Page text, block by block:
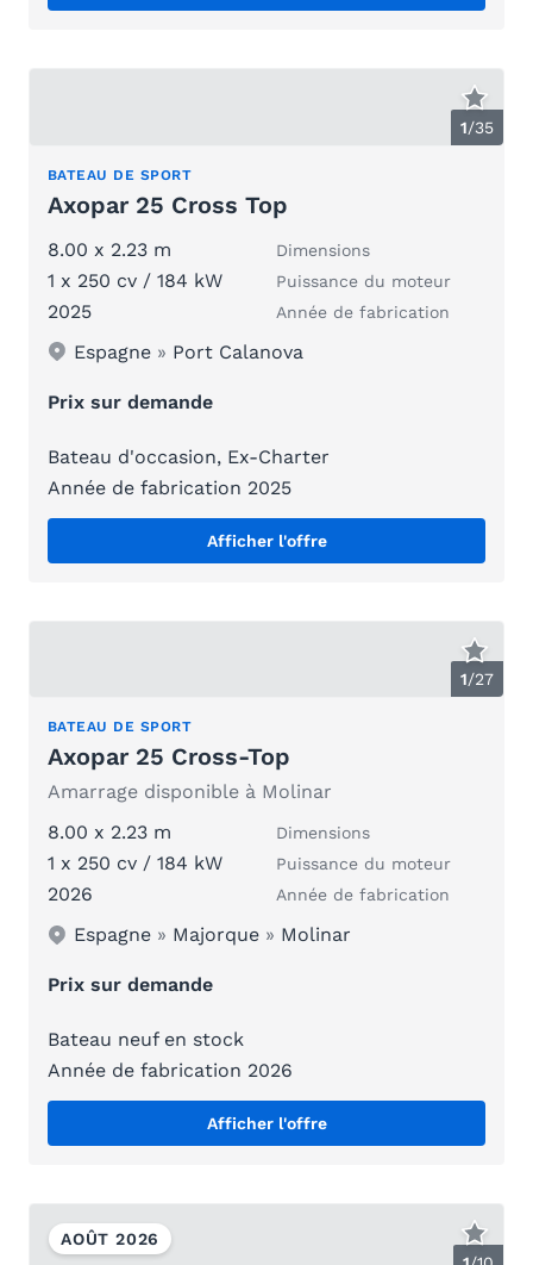
1/35
BATEAU DE SPORT
Axopar 25 Cross Top
8.00 x 2.23 m Dimensions
1 x 250 cv / 184 kW Puissance du moteur
2025 Année de fabrication
Espagne » Port Calanova
Prix sur demande
Bateau d'occasion, Ex-Charter
Année de fabrication 2025
Afficher l'offre
1/27
BATEAU DE SPORT
Axopar 25 Cross-Top
Amarrage disponible à Molinar
8.00 x 2.23 m
Dimensions
1 x 250 cv / 184 kW Puissance du moteur
2026 Année de fabrication
Espagne » Majorque » Molinar
Prix sur demande
Bateau neuf en stock
Année de fabrication 2026
Afficher l'offre
AOÛT 2026